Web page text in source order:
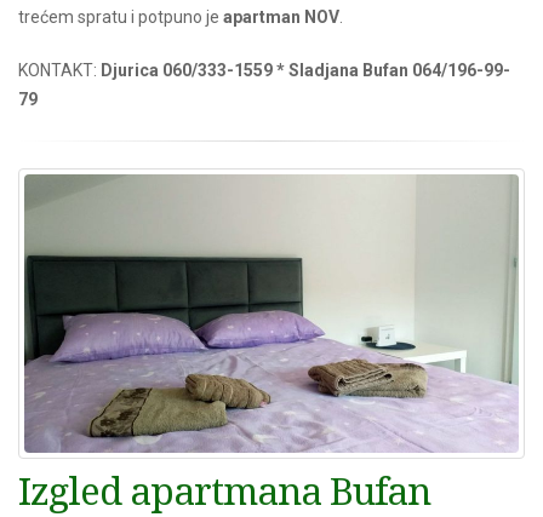
trećem spratu i potpuno je apartman NOV.
KONTAKT: Djurica 060/333-1559 * Sladjana Bufan 064/196-99-
79
Izgled apartmana Bufan